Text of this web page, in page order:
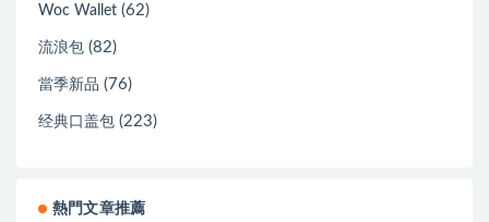
Woc Wallet (62)
流浪包 (82)
當季新品 (76)
经典口盖包 (223)
熱門文章推薦